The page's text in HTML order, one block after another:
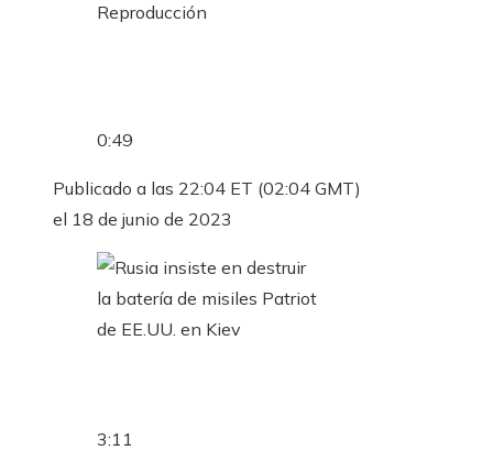
Reproducción
0:49
Publicado a las 22:04 ET (02:04 GMT)
el 18 de junio de 2023
3:11